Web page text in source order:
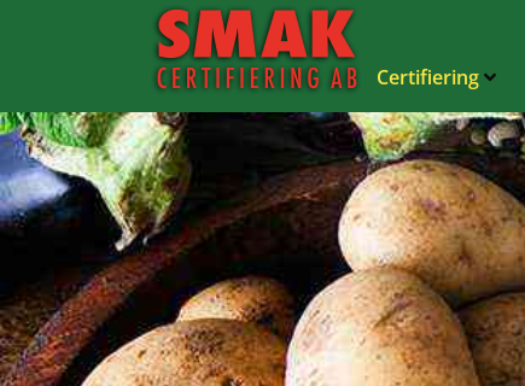
Certifiering